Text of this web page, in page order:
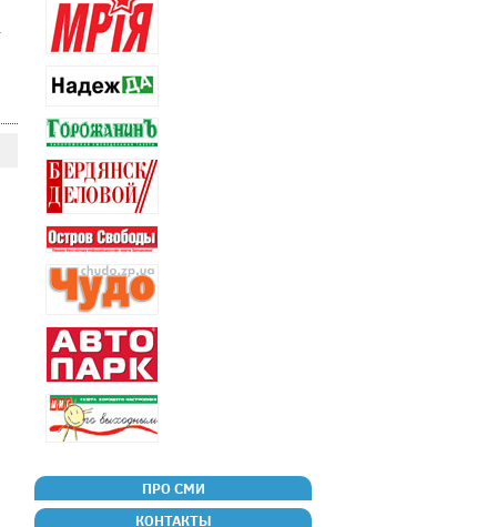
ПРО СМИ
КОНТАКТЫ